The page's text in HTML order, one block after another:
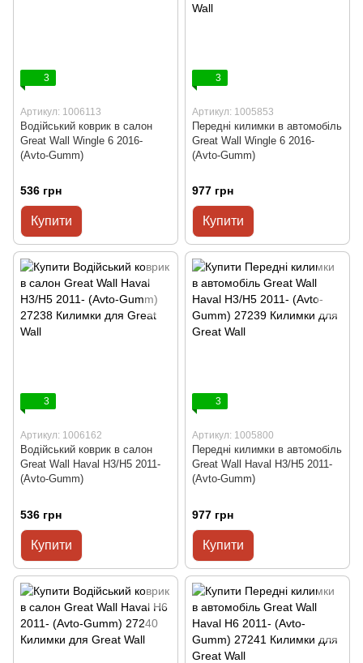
3
Артикул: 1006113
Водійський коврик в салон
Great Wall Wingle 6 2016-
(Avto-Gumm)
536 грн
Купити
3
Артикул: 1005853
Передні килимки в автомобіль
Great Wall Wingle 6 2016-
(Avto-Gumm)
977 грн
Купити
3
Артикул: 1006162
Водійський коврик в салон
Great Wall Haval H3/H5 2011-
(Avto-Gumm)
536 грн
Купити
3
Артикул: 1005800
Передні килимки в автомобіль
Great Wall Haval H3/H5 2011-
(Avto-Gumm)
977 грн
Купити